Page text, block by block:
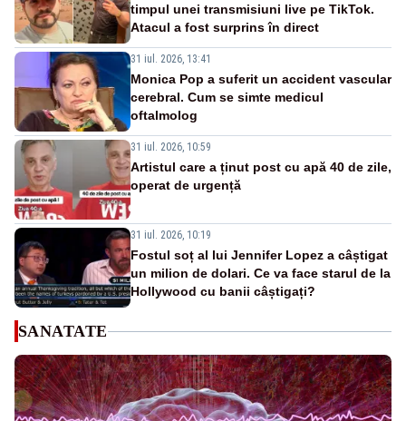
timpul unei transmisiuni live pe TikTok.
Atacul a fost surprins în direct
31 iul. 2026, 13:41
Monica Pop a suferit un accident vascular
cerebral. Cum se simte medicul
oftalmolog
31 iul. 2026, 10:59
Artistul care a ținut post cu apă 40 de zile,
operat de urgență
31 iul. 2026, 10:19
Fostul soț al lui Jennifer Lopez a câștigat
un milion de dolari. Ce va face starul de la
Hollywood cu banii câștigați?
SANATATE